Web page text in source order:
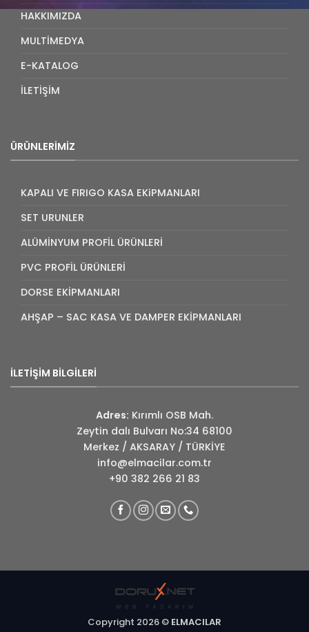
HAKKIMIZDA
MULTİMEDYA
E-KATALOG
İLETİŞİM
ÜRÜNLERIMIZ
KAPALI VE FIRIGO KASA EKiPMANLARI
SET URUNLER
ALÜMİNYUM PROFİL ÜRÜNLERİ
PVC PROFİL ÜRÜNLERİ
DORSE EKİPMANLARI
AHŞAP – SAC KASA VE DAMPER EKİPMANLARI
İLETİŞİM BİLGİLERİ
Adres: Kırımlı OSB Mah.
Zeytin dalı Bulvarı No:34 68100
Merkez / AKSARAY / TÜRKİYE
info@elmacilar.com.tr
+90 382 266 21 83
Copyright 2026 © ELMACILAR